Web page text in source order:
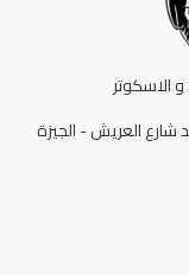
الاسكوتر
شارع العريش - الجيزة